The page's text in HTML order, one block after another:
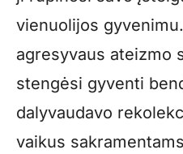
vienuolijos
agresyvaus ateizmo
stengėsi gyventi
dalyvaudavo
vaikus